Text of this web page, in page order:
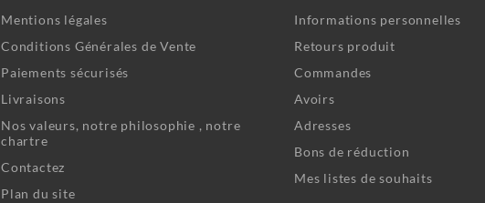
Mentions légales
Conditions Générales de Vente
Paiements sécurisés
Livraisons
Nos valeurs, notre philosophie , notre
chartre
Contactez
Plan du site
Informations personnelles
Retours produit
Commandes
Avoirs
Adresses
Bons de réduction
Mes listes de souhaits